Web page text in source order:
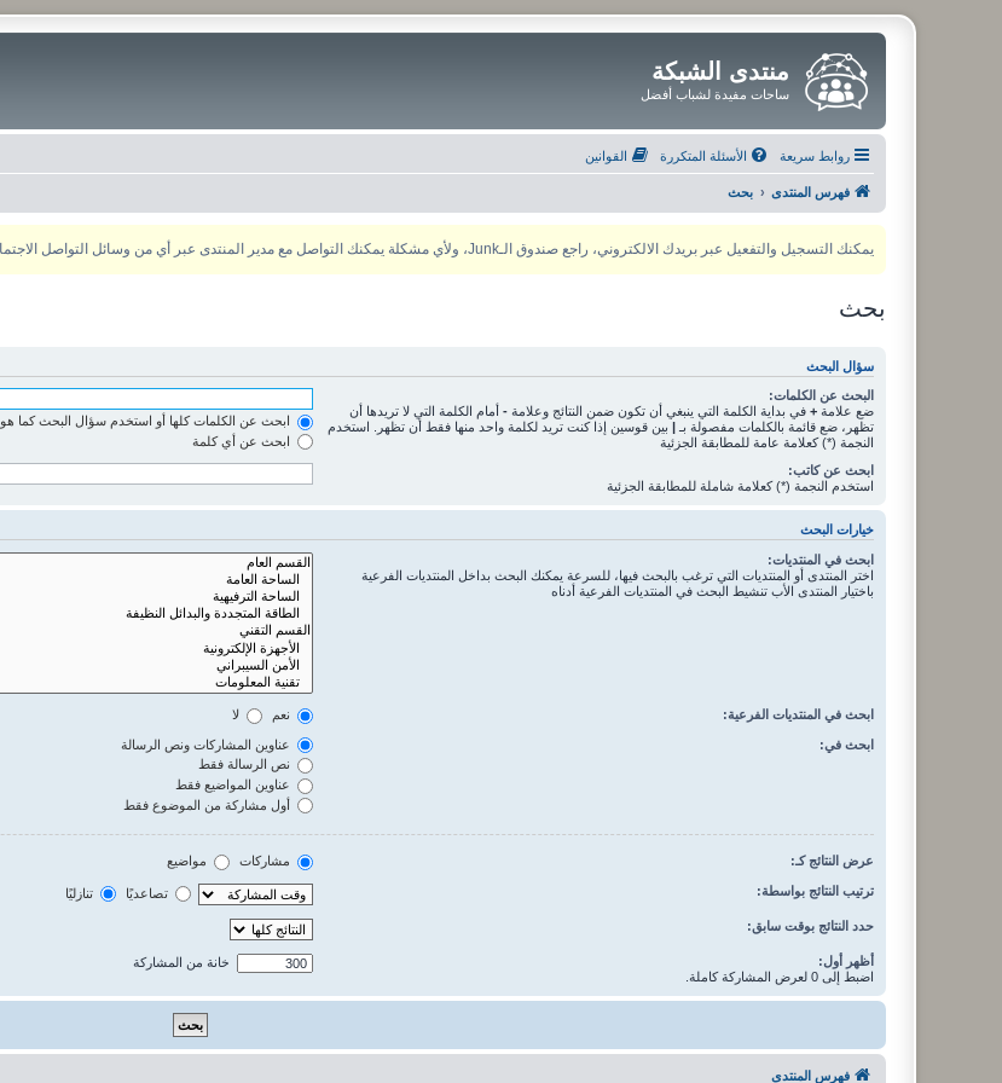
منتدى الشبكة
ساحات مفيدة لشباب أفضل
روابط سريعة الأسئلة المتكررة القوانين
فهرس المنتدى بحث
يمكنك التسجيل والتفعيل عبر بريدك الالكتروني، راجع صندوق الـJunk، ولأي مشكلة يمكنك التواصل مع مدير المنتدى عبر أي من وسائل التواصل الاجتماعي
بحث
سؤال البحث
البحث عن الكلمات:
ضع علامة + في بداية الكلمة التي ينبغي أن تكون ضمن النتائج وعلامة - أمام الكلمة التي لا تريدها أن
تظهر، ضع قائمة بالكلمات مفصولة بـ | بين قوسين إذا كنت تريد لكلمة واحد منها فقط أن تظهر. استخدم
النجمة (*) كعلامة عامة للمطابقة الجزئية
ابحث عن الكلمات كلها أو استخدم سؤال البحث كما هو
ابحث عن أي كلمة
ابحث عن كاتب:
استخدم النجمة (*) كعلامة شاملة للمطابقة الجزئية
خيارات البحث
ابحث في المنتديات:
اختر المنتدى أو المنتديات التي ترغب بالبحث فيها، للسرعة يمكنك البحث بداخل المنتديات الفرعية
باختيار المنتدى الأب تنشيط البحث في المنتديات الفرعية أدناه
ابحث في المنتديات الفرعية: نعم لا
ابحث في:
عناوين المشاركات ونص الرسالة
نص الرسالة فقط
عناوين المواضيع فقط
أول مشاركة من الموضوع فقط
عرض النتائج كـ: مشاركات مواضيع
ترتيب النتائج بواسطة: تصاعديًا تنازليًا
حدد النتائج بوقت سابق:
أظهر أول:
اضبط إلى 0 لعرض المشاركة كاملة.
خانة من المشاركة
فهرس المنتدى